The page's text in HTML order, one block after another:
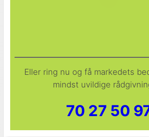
Eller ring nu og få markedets
mindst uvildige
70 27 50